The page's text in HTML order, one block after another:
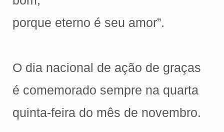
porque eterno é seu amor”.
O dia nacional de ação de graças
é comemorado sempre na quarta
quinta-feira do mês de novembro.